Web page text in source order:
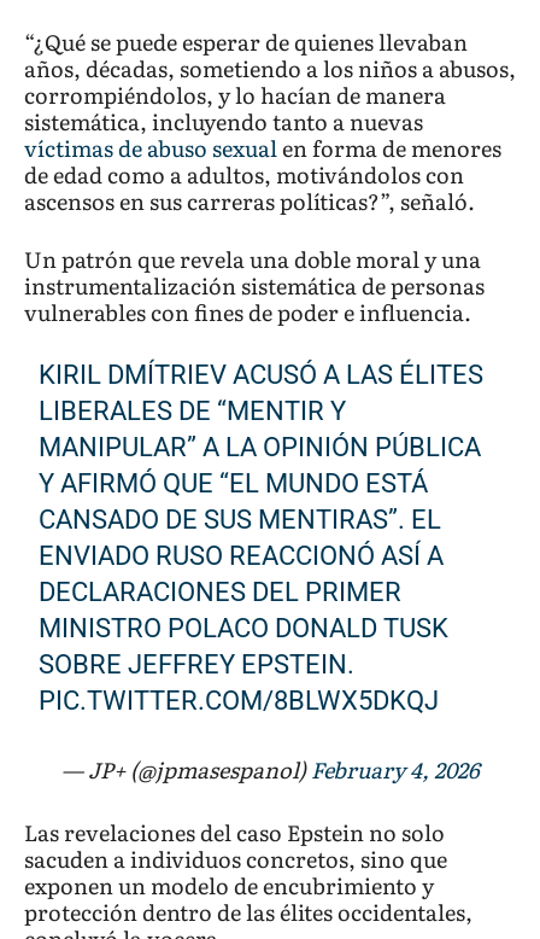
“¿Qué se puede esperar de quienes llevaban
años, décadas, sometiendo a los niños a abusos,
corrompiéndolos, y lo hacían de manera
sistemática, incluyendo tanto a nuevas
víctimas de abuso sexualen forma de menores
de edad como a adultos, motivándolos con
ascensos en sus carreras políticas?”, señaló.
Un patrón que revela una doble moral y una
instrumentalización sistemática de personas
vulnerables con fines de poder e influencia.
KIRIL DMÍTRIEV ACUSÓ A LAS ÉLITES
LIBERALES DE “MENTIR Y
MANIPULAR” A LA OPINIÓN PÚBLICA
Y AFIRMÓ QUE “EL MUNDO ESTÁ
CANSADO DE SUS MENTIRAS”. EL
ENVIADO RUSO REACCIONÓ ASÍ A
DECLARACIONES DEL PRIMER
MINISTRO POLACO DONALD TUSK
SOBRE JEFFREY EPSTEIN.
PIC.TWITTER.COM/8BLWX5DKQJ
— JP+ (@jpmasespanol)February 4, 2026
Las revelaciones del caso Epstein no solo
sacuden a individuos concretos, sino que
exponen un modelo de encubrimiento y
protección dentro de las élites occidentales,